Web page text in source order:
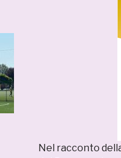
Nel racconto